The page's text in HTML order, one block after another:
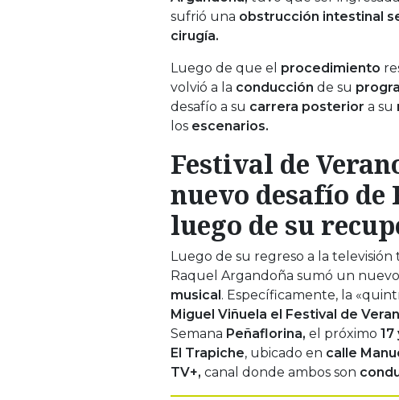
sufrió una obstrucción intestinal
cirugía.
Luego de que el procedimiento
volvió a la conducción de su
desafío a su carrera posterior a su
los escenarios.
Festival de
nuevo desafío
luego de su
Luego de su regreso a la
Raquel Argandoña sumó un
musical. Específicamente, la
Miguel Viñuela el Festival de
Semana Peñaflorina, el próximo
El Trapiche, ubicado en calle
TV+, canal donde ambos son